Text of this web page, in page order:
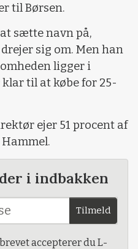
til Børsen.
sætte navn på,
sig om. Men han
ligger i
til at købe for 25-
ejer 51 procent af
i indbakken
Tilmeld
accepterer du L-